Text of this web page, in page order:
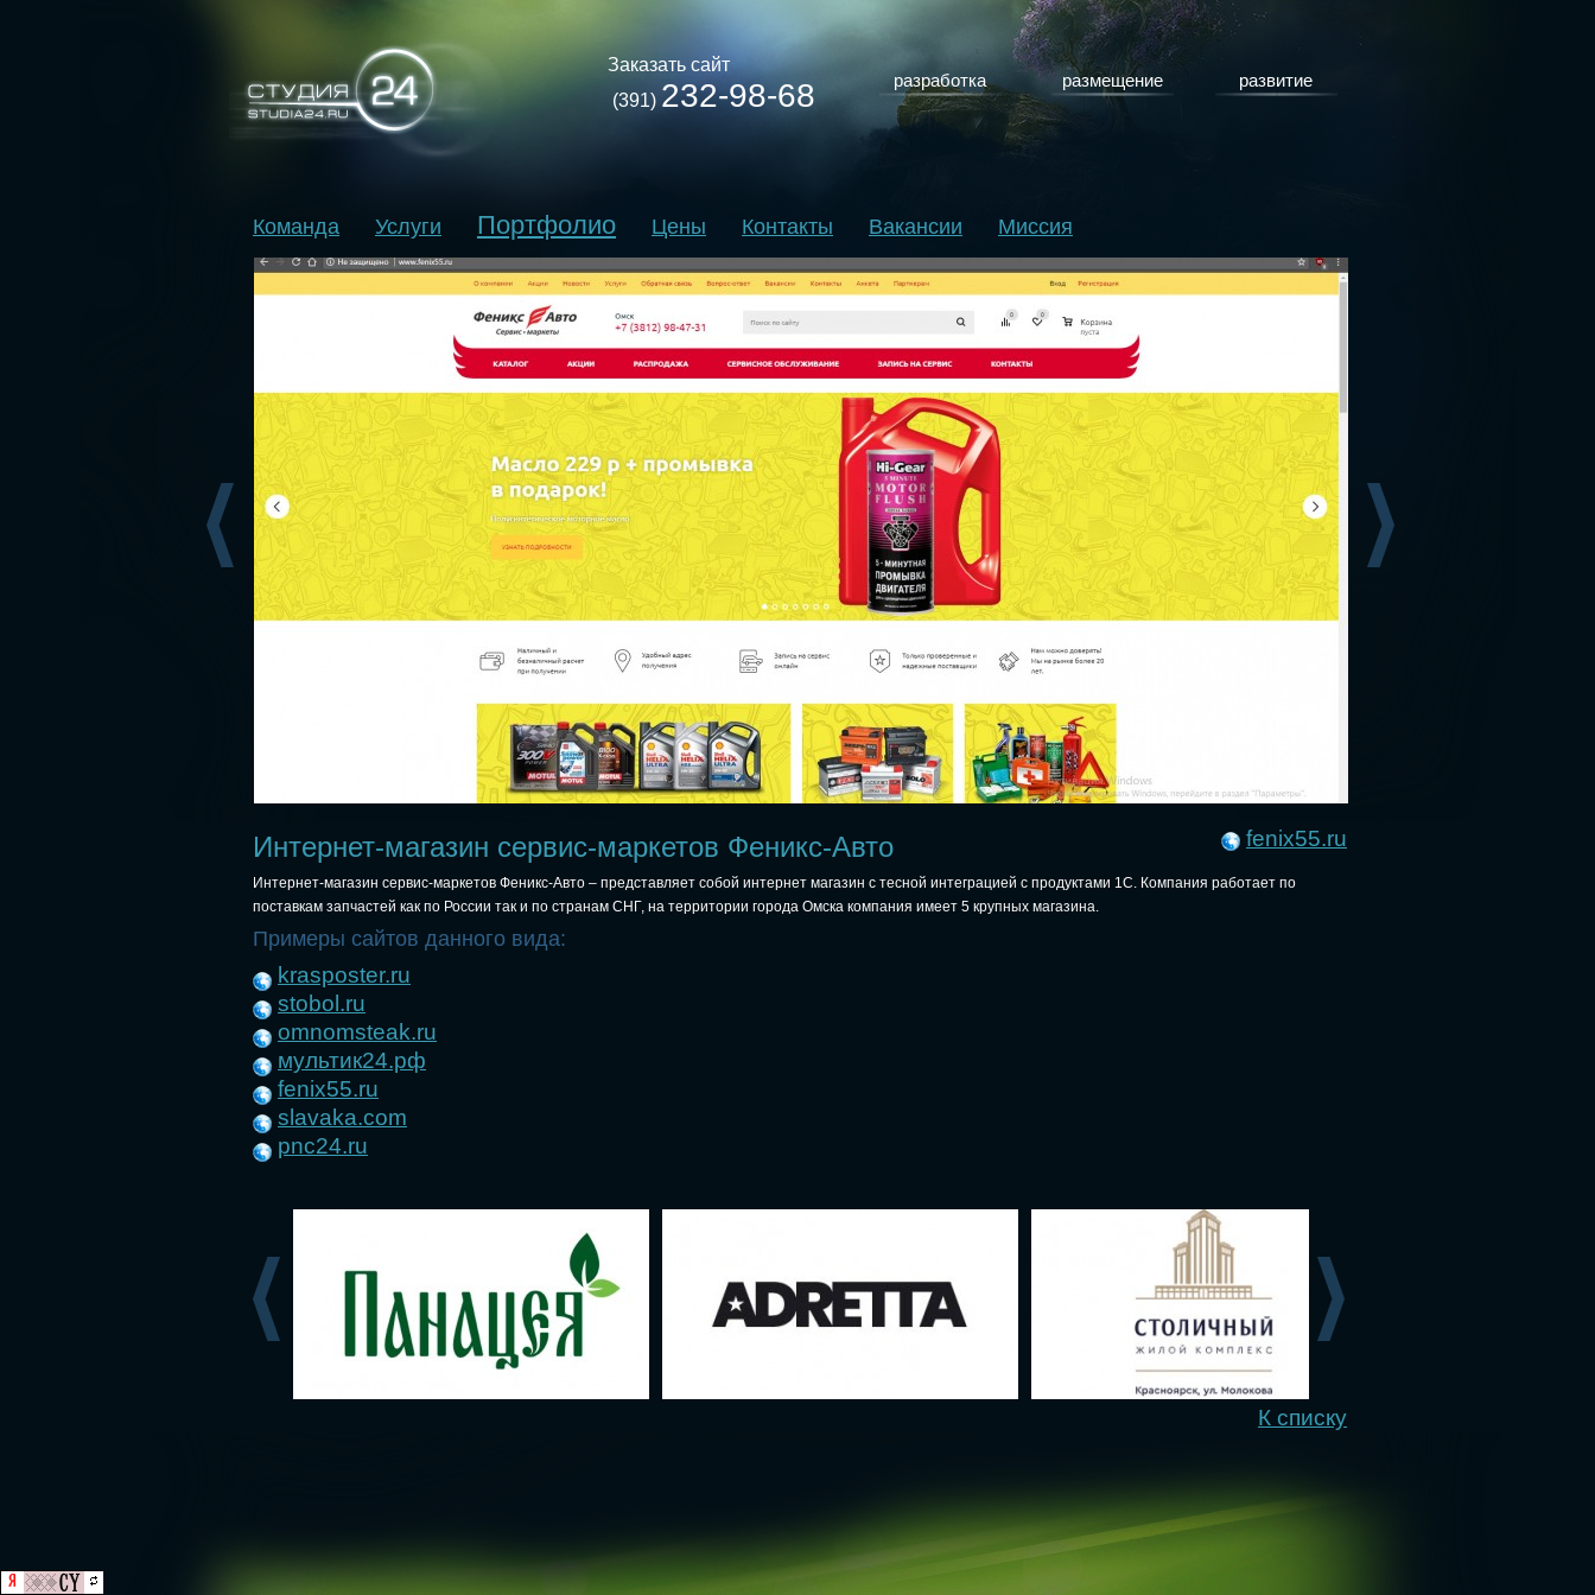
Заказать сайт
(391) 232-98-68 разработка размещение развитие
Команда Услуги Портфолио Цены Контакты Вакансии Миссия
Интернет-магазин сервис-маркетов Феникс-Авто fenix55.ru
Интернет-магазин сервис-маркетов Феникс-Авто – представляет собой интернет магазин с тесной интеграцией с продуктами 1С. Компания работает по
поставкам запчастей как по России так и по странам СНГ, на территории города Омска компания имеет 5 крупных магазина.
Примеры сайтов данного вида:
krasposter.ru
stobol.ru
omnomsteak.ru
мультик24.рф
fenix55.ru
slavaka.com
pnc24.ru
К списку